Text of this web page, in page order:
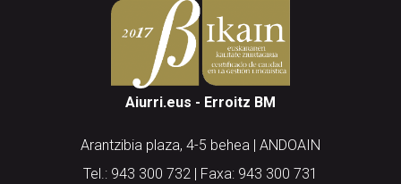
Aiurri.eus - Erroitz BM
Arantzibia plaza, 4-5 behea | ANDOAIN
Tel.: 943 300 732 | Faxa: 943 300 731